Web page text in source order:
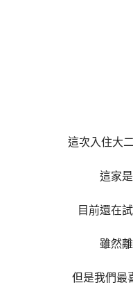
這次入住大
這家
目前還在
雖然
但是我們最